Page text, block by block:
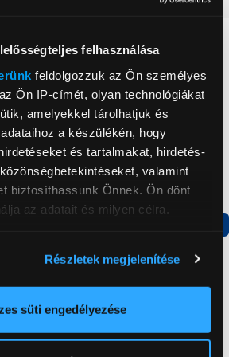
felhasználása
feldolgozzuk az Ön személyes
Ön IP-címét, olyan technológiákat
amelyekkel tárolhatjuk és
a készülékén, hogy
és tartalmakat, hirdetés-
valamint
biztosíthassunk Önnek. Ön dönt
az adatait és milyen célra.
pár méteres pontossággal
beazonosítása annak konkrét
Részletek megjelenítése
süti engedélyezése
ajánljuk
Side
Gorenje N619EAXL4
Alulfagyasztós
kombinált hűtőszekrény